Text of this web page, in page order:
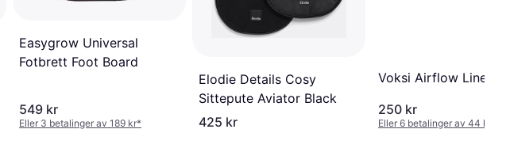
Easygrow Universal
Fotbrett Foot Board
549 kr
Eller 3 betalinger av 189 kr*
Elodie Details Cosy
Sittepute Aviator Black
425 kr
Voksi Airflow Liner
250 kr
Eller 6 betalinger av 44 kr